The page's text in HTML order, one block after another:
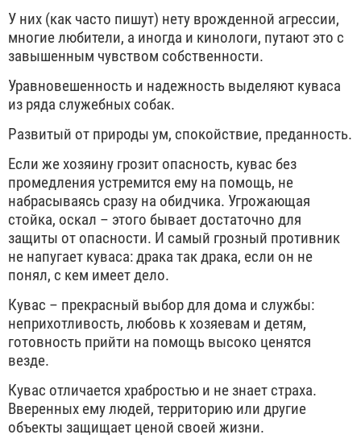
У них (как часто пишут) нету врожденной агрессии,
многие любители, а иногда и кинологи, путают это с
завышенным чувством собственности.
Уравновешенность и надежность выделяют куваса
из ряда служебных собак.
Развитый от природы ум, спокойствие, преданность.
Если же хозяину грозит опасность, кувас без
промедления устремится ему на помощь, не
набрасываясь сразу на обидчика. Угрожающая
стойка, оскал – этого бывает достаточно для
защиты от опасности. И самый грозный противник
не напугает куваса: драка так драка, если он не
понял, с кем имеет дело.
Кувас – прекрасный выбор для дома и службы:
неприхотливость, любовь к хозяевам и детям,
готовность прийти на помощь высоко ценятся
везде.
Кувас отличается храбростью и не знает страха.
Вверенных ему людей, территорию или другие
объекты защищает ценой своей жизни.